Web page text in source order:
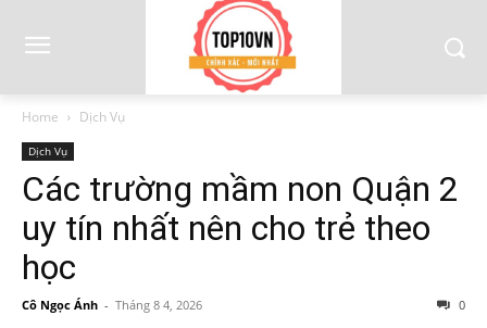
Home Dịch Vụ
Dịch Vụ
Các trường mầm non Quận 2
uy tín nhất nên cho trẻ theo
học
Cô Ngọc Ánh - Tháng 8 4, 2026 0